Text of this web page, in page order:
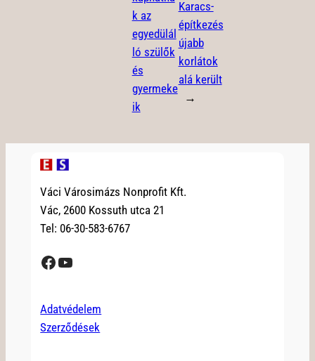
k az
egyedülál
ló szülők
és
gyermeke
ik
Karacs-
építkezés
újabb
korlátok
alá került
→
Váci Városimázs Nonprofit Kft.
Vác, 2600 Kossuth utca 21
Tel: 06-30-583-6767
Facebook YouTube
Adatvédelem
Szerződések